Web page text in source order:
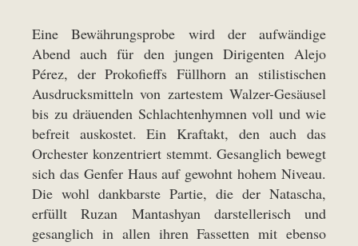
Eine Bewährungsprobe wird der aufwändige
Abend auch für den jungen Dirigenten Alejo
Pérez, der Prokofieffs Füllhorn an stilistischen
Ausdrucksmitteln von zartestem Walzer-Gesäusel
bis zu dräuenden Schlachtenhymnen voll und wie
befreit auskostet. Ein Kraftakt, den auch das
Orchester konzentriert stemmt. Gesanglich bewegt
sich das Genfer Haus auf gewohnt hohem Niveau.
Die wohl dankbarste Partie, die der Natascha,
erfüllt Ruzan Mantashyan darstellerisch und
gesanglich in allen ihren Fassetten mit ebenso